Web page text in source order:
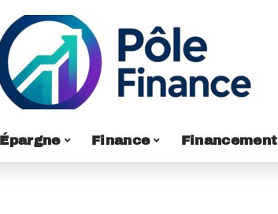
Épargne Finance Financement